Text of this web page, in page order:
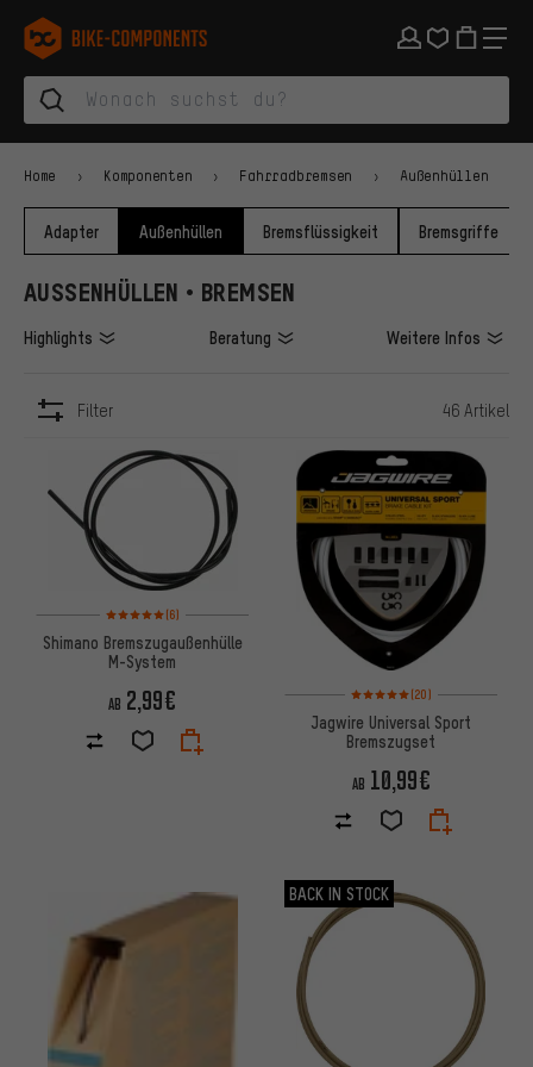
Zur Hauptnavigation springen
Zur Kategorienavigation springen
Zum Inhalt springen
Zu Marken und Newsletter springen
Zur Fußzeile springen
bike-components.de Startseite
Home Komponenten Fahrradbremsen Außenhüllen
Adapter Außenhüllen Bremsflüssigkeit Bremsgriffe
AUSSENHÜLLEN • BREMSEN
Highlights Beratung Weitere Infos
Filter 46 Artikel
Bewertungen: 5 von 5 basierend auf 6 Bewertungen
(6)
Shimano Bremszugaußenhülle
M-System
AB 2,99€ Bewertungen: 5 von 5
(20)
Jagwire Universal Sport
Bremszugset
AB 10,99€
BACK IN STOCK